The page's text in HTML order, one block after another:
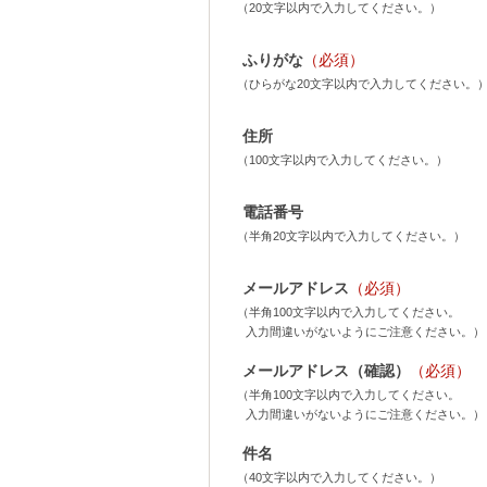
（20文字以内で入力してください。）
ふりがな （必須）
（ひらがな20文字以内で入力してください。
住所
（100文字以内で入力してください。）
電話番号
（半角20文字以内で入力してください。）
メールアドレス （必須）
（半角100文字以内で入力してください。
入力間違いがないようにご注意ください。）
メールアドレス（確認） （必須）
（半角100文字以内で入力してください。
入力間違いがないようにご注意ください。）
件名
（40文字以内で入力してください。）